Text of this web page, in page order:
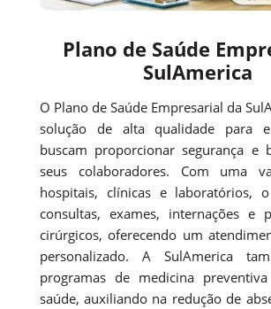
Plano de Saúde
SulAmerica
O Plano de Saúde Empresarial da
solução de alta qualidade para
buscam proporcionar segurança e
seus colaboradores. Com uma
hospitais, clínicas e laboratórios,
consultas, exames, internações e
cirúrgicos, oferecendo um
personalizado. A SulAmerica
programas de medicina
saúde, auxiliando na redução de